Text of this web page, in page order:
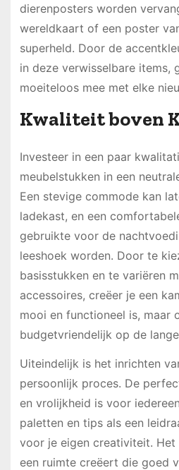
dierenposters worden
wereldkaart of een poster
superheld. Door de
in deze verwisselbare items,
moeiteloos mee met elke
Kwaliteit boven
Investeer in een paar
meubelstukken in een
Een stevige commode kan
ladekast, en een
gebruikte voor de
leeshoek worden. Door te
basisstukken en te variëren
accessoires, creëer je een
mooi en functioneel is, maar
budgetvriendelijk op de
Uiteindelijk is het inrichten
persoonlijk proces. De
en vrolijkheid is voor
paletten en tips als een
voor je eigen creativiteit.
een ruimte creëert die goed